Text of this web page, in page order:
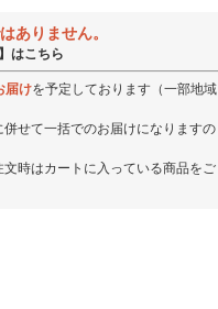
ありません。
はこちら
届けを予定しております（一部地域
せて一括でのお届けになりますの
時はカートに入っている商品をご